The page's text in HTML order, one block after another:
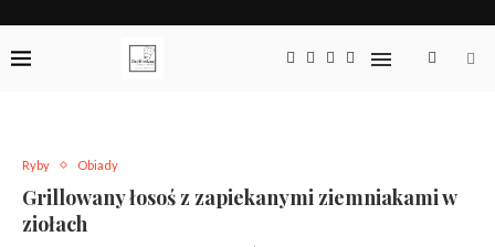
Ryby Obiady
Grillowany łosoś z zapiekanymi ziemniakami w
ziołach